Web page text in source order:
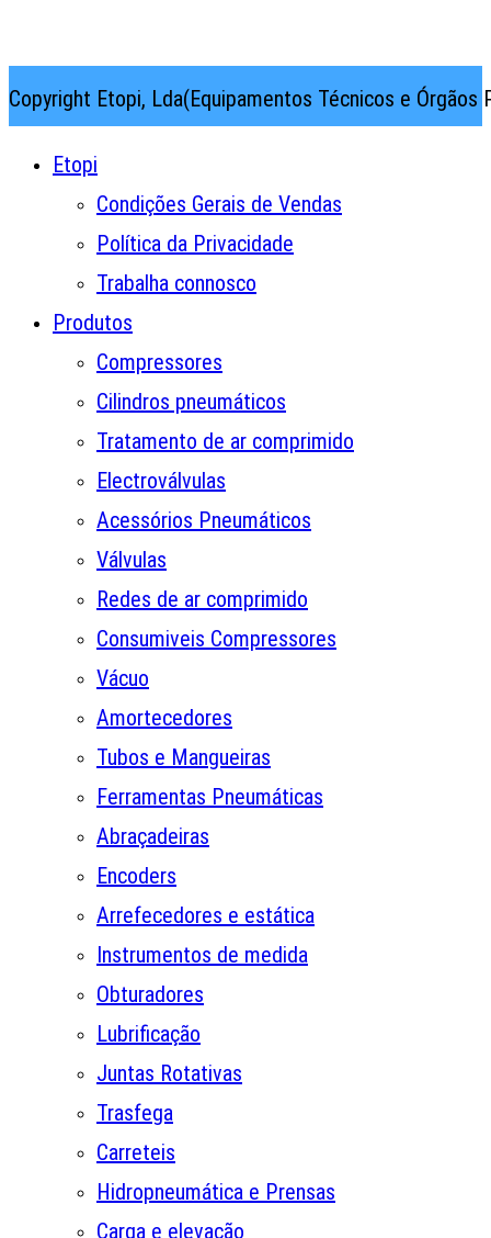
Copyright Etopi, Lda(Equipamentos Técnicos e
Etopi
Condições Gerais de Vendas
Política da Privacidade
Trabalha connosco
Produtos
Compressores
Cilindros pneumáticos
Tratamento de ar comprimido
Electroválvulas
Acessórios Pneumáticos
Válvulas
Redes de ar comprimido
Consumiveis Compressores
Vácuo
Amortecedores
Tubos e Mangueiras
Ferramentas Pneumáticas
Abraçadeiras
Encoders
Arrefecedores e estática
Instrumentos de medida
Obturadores
Lubrificação
Juntas Rotativas
Trasfega
Carreteis
Hidropneumática e Prensas
Carga e elevação